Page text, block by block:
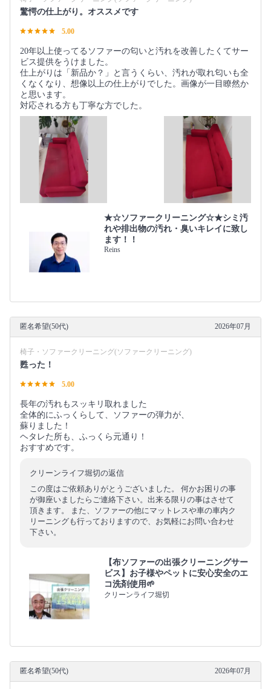
驚愕の仕上がり。オススメです
5.00
20年以上使ってるソファーの匂いと汚れを改善したくてサー
ビス提供をうけました。
仕上がりは「新品か？」と言うくらい、汚れが取れ匂いも全
くなくなり、想像以上の仕上がりでした。画像が一目瞭然か
と思います。
対応される方も丁寧な方でした。
★☆ソファークリーニング☆★シミ汚
れや排出物の汚れ・臭いキレイに致し
ます！！
Reins
匿名希望(50代) 2026年07月
椅子・ソファークリーニング(ソファークリーニング)
甦った！
5.00
長年の汚れもスッキリ取れました
全体的にふっくらして、ソファーの弾力が、
蘇りました！
ヘタレた所も、ふっくら元通り！
おすすめです。
クリーンライフ堀切の返信
この度はご依頼ありがとうございました。 何かお困りの事
が御座いましたらご連絡下さい。出来る限りの事はさせて
頂きます。 また、ソファーの他にマットレスや車の車内ク
リーニングも行っておりますので、お気軽にお問い合わせ
下さい。
【布ソファーの出張クリーニングサー
ビス】お子様やペットに安心安全のエ
コ洗剤使用🌱
クリーンライフ堀切
匿名希望(50代) 2026年07月